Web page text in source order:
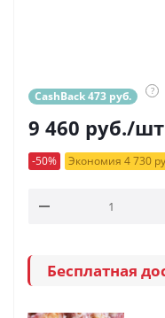
CashBack 473 руб. ?
9 460 руб./шт
-50% Экономия 4 730
Бесплатная